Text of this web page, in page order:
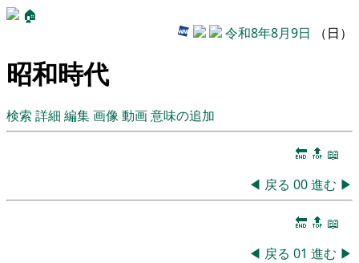
🏠
令和8年8月9日 （日）
昭和時代
検索 詳細 編集画像動画意味の追加
🔚 🔝 📖
◀ 戻る 00進む ▶
🔚 🔝 📖
◀ 戻る 01 進む ▶